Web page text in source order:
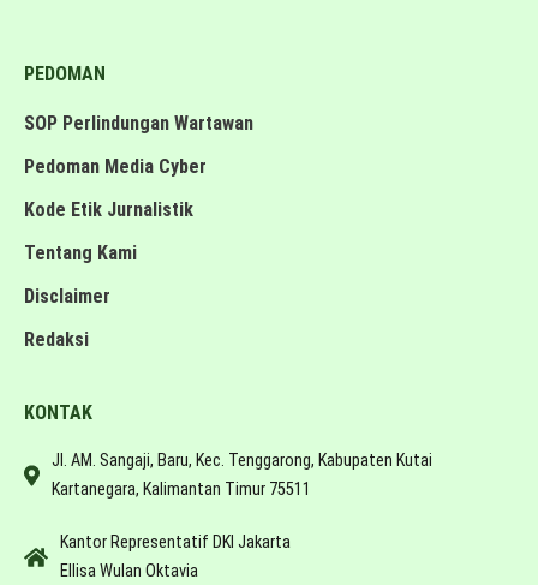
PEDOMAN
SOP Perlindungan Wartawan
Pedoman Media Cyber
Kode Etik Jurnalistik
Tentang Kami
Disclaimer
Redaksi
KONTAK
Jl. AM. Sangaji, Baru, Kec. Tenggarong, Kabupaten Kutai
Kartanegara, Kalimantan Timur 75511
Kantor Representatif DKI Jakarta
Ellisa Wulan Oktavia